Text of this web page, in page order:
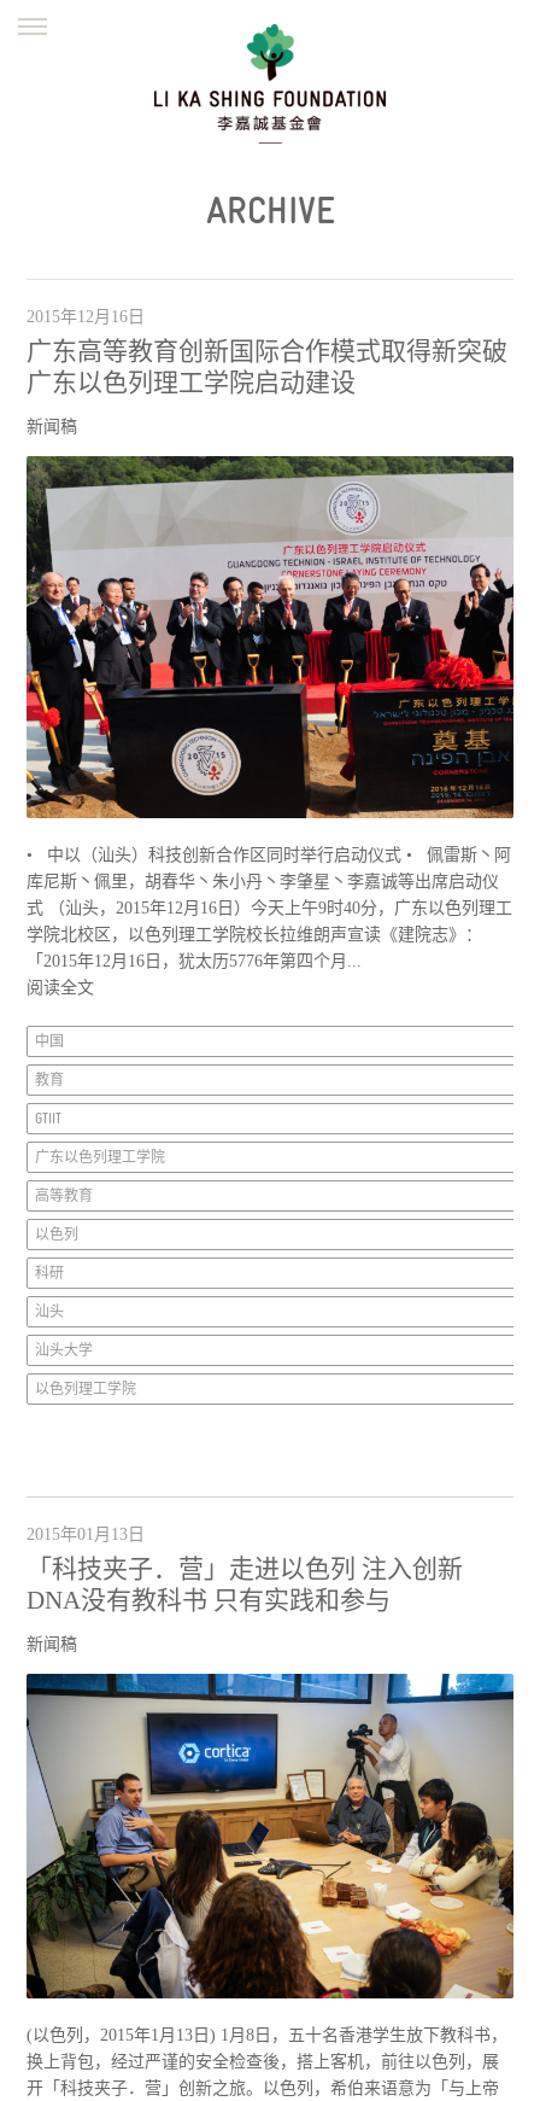
繁體
ARCHIVE
2015年12月16日
广东高等教育创新国际合作模式取得新突破
广东以色列理工学院启动建设
新闻稿
• 中以（汕头）科技创新合作区同时举行启动仪式 • 佩雷斯丶阿
库尼斯丶佩里，胡春华丶朱小丹丶李肇星丶李嘉诚等出席启动仪
式 （汕头，2015年12月16日）今天上午9时40分，广东以色列理工
学院北校区，以色列理工学院校长拉维朗声宣读《建院志》：
「2015年12月16日，犹太历5776年第四个月...
阅读全文
中国
教育
GTIIT
广东以色列理工学院
高等教育
以色列
科研
汕头
汕头大学
以色列理工学院
2015年01月13日
「科技夹子．营」走进以色列 注入创新
DNA没有教科书 只有实践和参与
新闻稿
(以色列，2015年1月13日) 1月8日，五十名香港学生放下教科书，
换上背包，经过严谨的安全检查後，搭上客机，前往以色列，展
开「科技夹子．营」创新之旅。以色列，希伯来语意为「与上帝